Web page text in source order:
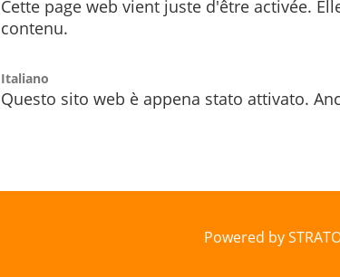
Cette page web vient juste d'être activée.
contenu.
Italiano
Questo sito web è appena stato attivato.
Powered by